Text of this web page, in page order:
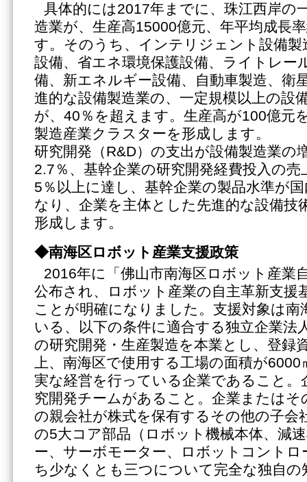
具体的には2017年までに、珠江西岸の
造業が、生産高15000億元、年平均成長
す。そのうち、インテリジェント設備製
設備、省エネ環境保護設備、ライトレー
備、新エネルギー設備、自動車製造、衛
進的な設備製造業の、一定規模以上の設
が、40％を超えます。生産高が100億元
製造産業クラスターを形成します。
研究開発（R&D）の支出が設備製造業の
2.7％、基幹企業の研究開発経費投入の
5％以上に達し、基幹企業の製品水準が
なり、企業を主体とした先進的な設備技
形成します。
◆南海区ロボット産業支援政策
2016年に「佛山市南海区ロボット産業
公布され、ロボット産業の自主革新支援
ことが明確になりました。支援対象は南
いる、以下の条件に適合する独立企業法
の研究開発・生産製造を本業とし、登録
上、南海区で使用する工場の面積が6000
実な経営を行っている企業であること。
究開発チームがあること。企業またはそ
の親会社が株式を保有するその他の子会
の5大コア部品（ロボット機械本体、減
ー、サーボモーター、ロボットコント
ち少なくとも三つについて完全な独自の